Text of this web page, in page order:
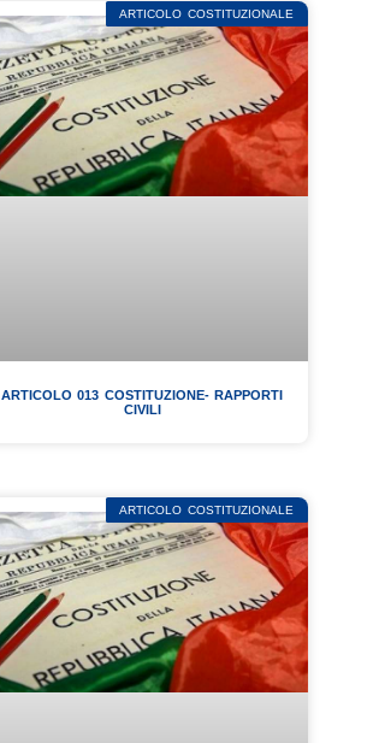
ARTICOLO COSTITUZIONALE
ARTICOLO 013 COSTITUZIONE- RAPPORTI
CIVILI
ARTICOLO COSTITUZIONALE